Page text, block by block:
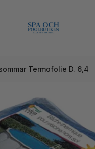
Termofolie D. 6,4